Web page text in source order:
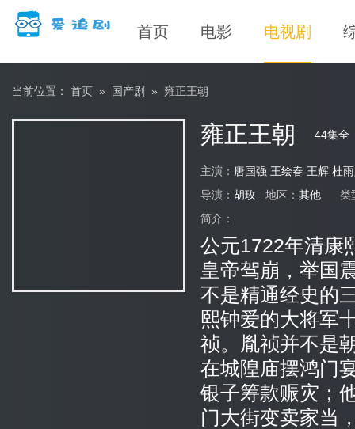
首页 电影 电视剧
当前位置： 首页 » 国产剧 » 雍正王朝
雍正王朝 44集全
主演： 唐国强 王绘春 王辉 杜
导演： 胡玫 地区： 其他 类
简介：
公元1722年清康
皇帝驾崩，举国
不是精通经史的
熙钟爱的大将军
祯。胤祯并不是
在城隍庙摆鸿门
银子筹款赈灾；
门大街变卖家当